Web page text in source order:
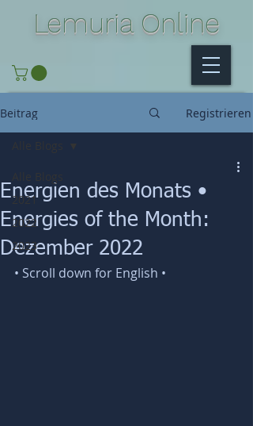
Lemuria Online
Beitrag Registrieren
2021
2022
2023
Energien des Monats •
Energies of the Month:
Dezember 2022
• Scroll down for English •